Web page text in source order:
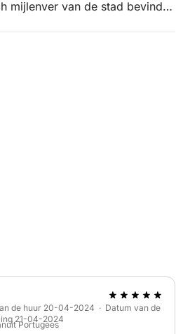
mijlenver van de stad bevindt.
boord voelt elk moment
landschap en sereniteit.
de huur 20-04-2024 · Datum van de
21-04-2024
Portugees